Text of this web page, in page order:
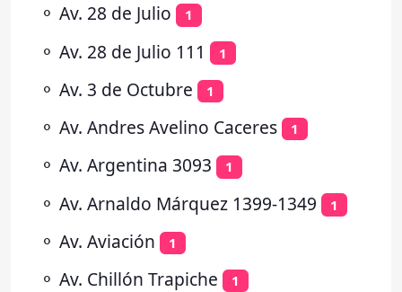
⚬ Av. 28 de Julio 1
⚬ Av. 28 de Julio 111 1
⚬ Av. 3 de Octubre 1
⚬ Av. Andres Avelino Caceres 1
⚬ Av. Argentina 3093 1
⚬ Av. Arnaldo Márquez 1399-1349 1
⚬ Av. Aviación 1
⚬ Av. Chillón Trapiche 1